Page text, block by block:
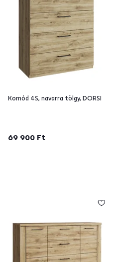
Komód 4S, navarra tölgy, DORSI
69 900 Ft